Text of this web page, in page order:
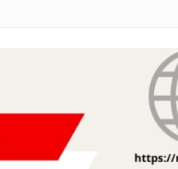
الدكتور مجدي كامل الهواري يكتب : الأمن المائي
وزير الموارد المائية و الري .
لكرة اليد تتأهل إلى المربع الذهبي لبطولة العالم